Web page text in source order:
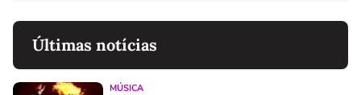
Últimas notícias
MÚSICA